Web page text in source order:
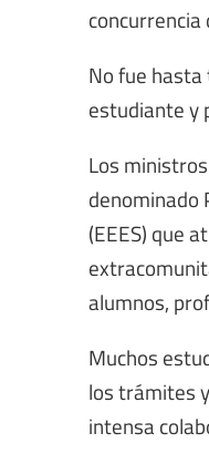
No fue hasta
estudiante y
Los
denominado
(EEES) que
alumnos,
Muchos
los trámites
intensa